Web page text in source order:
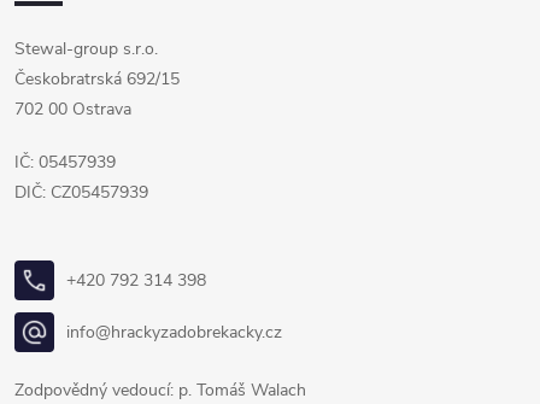
Stewal-group s.r.o.
Českobratrská 692/15
702 00 Ostrava
IČ: 05457939
DIČ: CZ05457939
+420 792 314 398
info@hrackyzadobrekacky.cz
Zodpovědný vedoucí: p. Tomáš Walach